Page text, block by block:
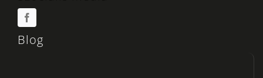
Blog